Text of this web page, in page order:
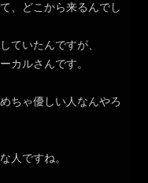
、どこから来るんでし
ていたんですが、
カルさんです。
ちゃ優しい人なんやろ
人ですね。